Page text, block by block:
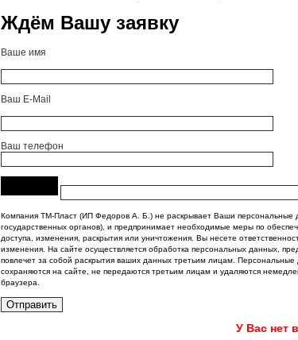
Ждём Вашу заявку
Ваше имя
Ваш E-Mail
Ваш телефон
Компания ТМ-Пласт (ИП Федоров А. Б.) не раскрывает Ваши персональные
государственных органов), и предпринимает необходимые меры по
доступа, изменения, раскрытия или уничтожения. Вы несете
изменения. На сайте осуществляется обработка персональных данных,
повлечет за собой раскрытия ваших данных третьим лицам.
сохраняются на сайте, не передаются третьим лицам и удаляются
браузера.
У Вас нет